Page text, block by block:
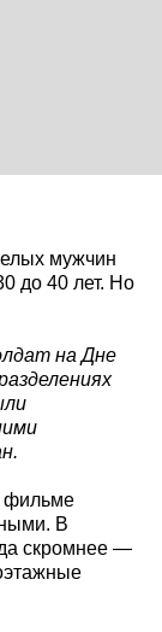
мужчин
до 40 лет. Но
на Дне
фильме
В
скромнее —